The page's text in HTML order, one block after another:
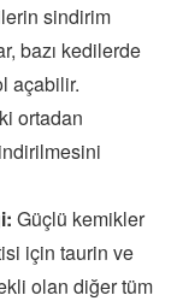
sindirim
bazı kedilerde
açabilir.
ortadan
Güçlü kemikler
için taurin ve
olan diğer tüm